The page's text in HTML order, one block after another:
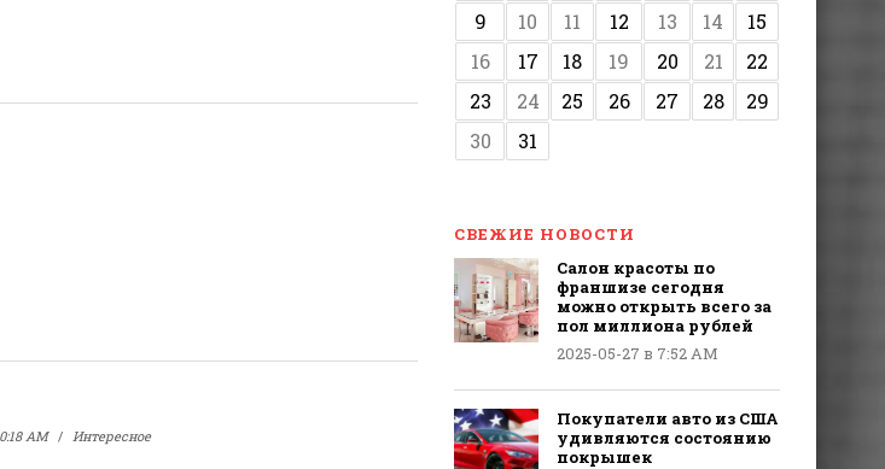
AM Интересное
9
10 11 12 13 14
15
16
17 18 19 20 21
22
23
24 25 26 27 28
29
30
31
СВЕЖИЕ НОВОСТИ
Салон красоты по
франшизе сегодня
можно открыть всего за
пол миллиона рублей
2025-05-27 в 7:52 AM
Покупатели авто из США
удивляются состоянию
покрышек